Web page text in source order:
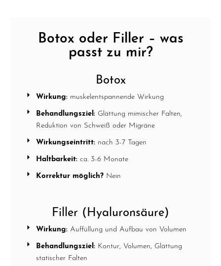
Botox oder Filler – was
passt zu mir?
Botox
Wirkung: muskelentspannende Wirkung
Behandlungsziel: Glättung mimischer Falten,
Reduktion von Schweiß oder Migräne
Wirkungseintritt: nach 3-7 Tagen
Haltbarkeit:ca. 3-6 Monate
Korrektur möglich? Nein
Filler (Hyaluronsäure)
Wirkung: Auffüllung und Aufbau von Volumen
Behandlungsziel: Kontur, Volumen, Glättung
statischer Falten